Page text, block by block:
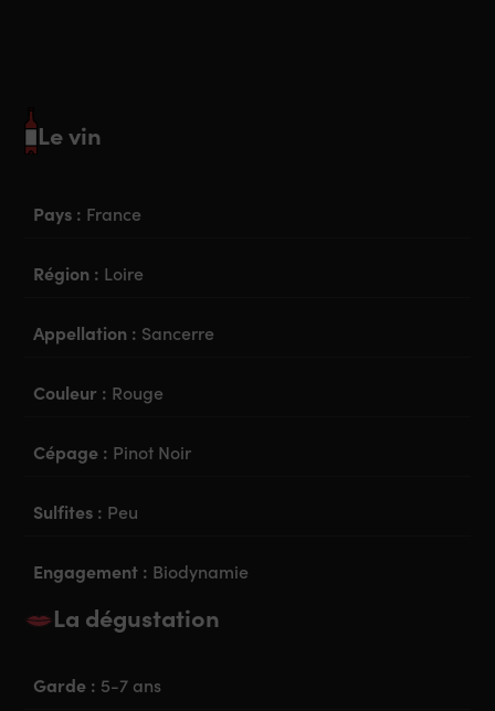
Le vin
Pays : France
Région : Loire
Appellation : Sancerre
Couleur : Rouge
Cépage : Pinot Noir
Sulfites : Peu
Engagement : Biodynamie
La dégustation
Garde : 5-7 ans